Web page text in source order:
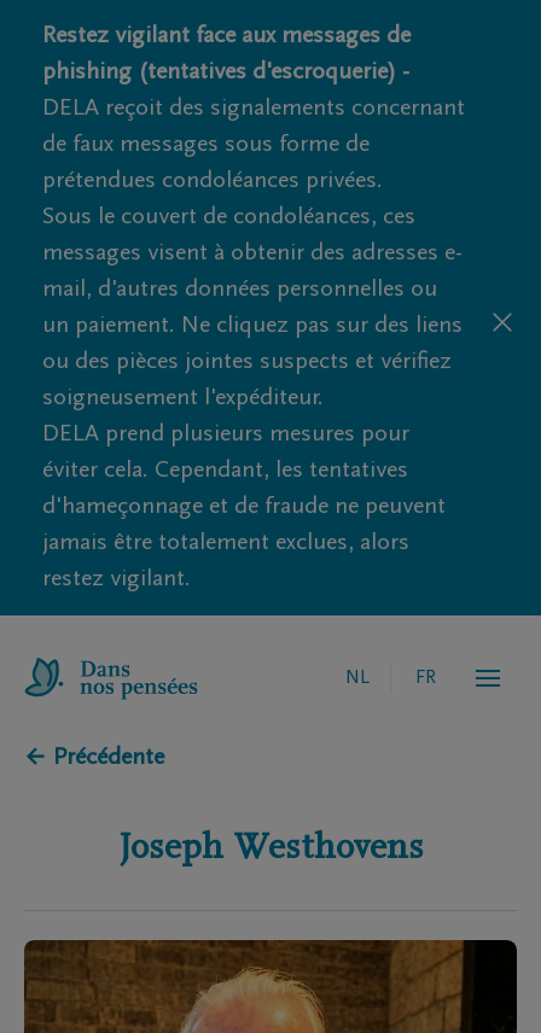
Restez vigilant face aux messages de
phishing (tentatives d'escroquerie) -
DELA reçoit des signalements concernant
de faux messages sous forme de
prétendues condoléances privées.
Sous le couvert de condoléances, ces
messages visent à obtenir des adresses e-
mail, d'autres données personnelles ou
un paiement. Ne cliquez pas sur des liens
ou des pièces jointes suspects et vérifiez
soigneusement l'expéditeur.
DELA prend plusieurs mesures pour
éviter cela. Cependant, les tentatives
d'hameçonnage et de fraude ne peuvent
jamais être totalement exclues, alors
restez vigilant.
NL FR
← Précédente
Joseph Westhovens